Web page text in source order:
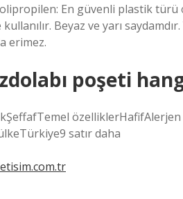
En güvenli plastik
Beyaz ve yarı
erimez.
poşeti
satır daha